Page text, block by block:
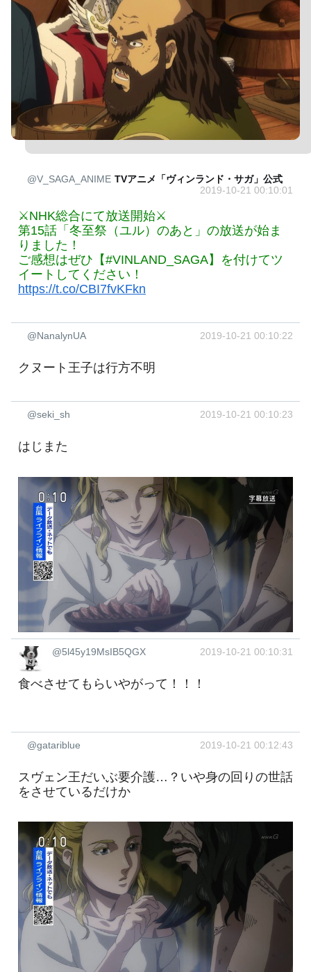
@V_SAGA_ANIME TVアニメ「ヴィンランド・サガ」公式
2019-10-21 00:10:01
⚔NHK総合にて放送開始⚔
第15話「冬至祭（ユル）のあと」の放送が始ま
りました！
ご感想はぜひ【#VINLAND_SAGA】を付けてツ
イートしてください！
https://t.co/CBI7fvKFkn
@NanalynUA 2019-10-21 00:10:22
クヌート王子は行方不明
@seki_sh 2019-10-21 00:10:23
はじまた
@5l45y19MsIB5QGX 2019-10-21 00:10:31
食べさせてもらいやがって！！！
@gatariblue 2019-10-21 00:12:43
スヴェン王だいぶ要介護…？いや身の回りの世話
をさせているだけか